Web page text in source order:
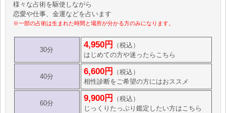
様々な占術を駆使しながら
恋愛や仕事、金運などを占います
※一部の占術は生まれた時間と場所が分かる方のみになります。
30分
4,950円
（税込）
はじめての方や迷ったらこちら
40分
6,600円
（税込）
相性診断をご希望の方にはおススメ
60分
9,900円
（税込）
じっくりたっぷり鑑定したい方はこちら